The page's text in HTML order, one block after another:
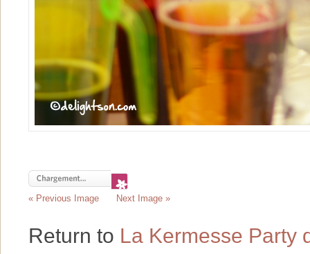
« Previous Image Next Image »
Return to La Kermesse Party